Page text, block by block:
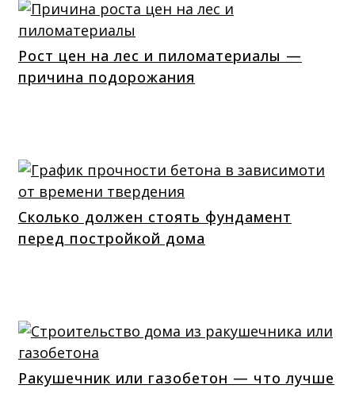
Рост цен на лес и пиломатериалы —
причина подорожания
Сколько должен стоять фундамент
перед постройкой дома
Ракушечник или газобетон — что лучше